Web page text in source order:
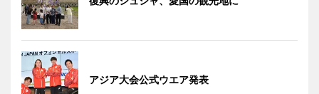
アジア大会公式ウエア発表